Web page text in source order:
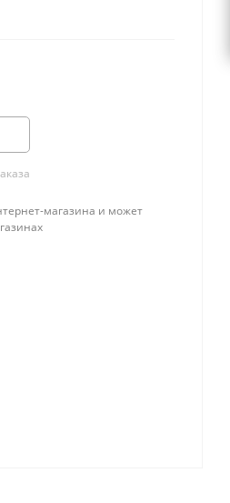
магазина и может